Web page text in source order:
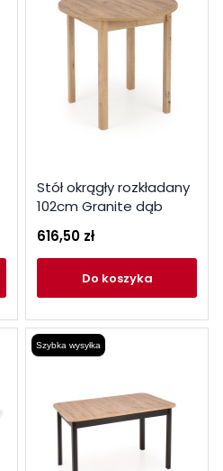
Stół okrągły rozkładany
102cm Granite dąb
616,50 zł
do koszyka
Szybka wysyłka